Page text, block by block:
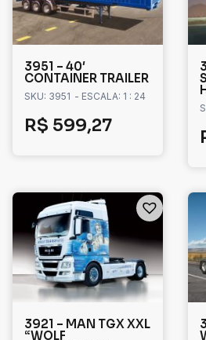
3951 – 40′
CONTAINER TRAILER
SKU: 3951 - ESCALA: 1 : 24
R$ 599,27
3921 – MAN TGX XXL
“WOLF